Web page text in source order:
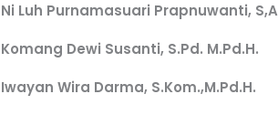
Ni Luh Purnamasuari Prapnuwanti,
Komang Dewi Susanti, S.Pd. M.Pd.H.
Iwayan Wira Darma, S.Kom.,M.Pd.H.